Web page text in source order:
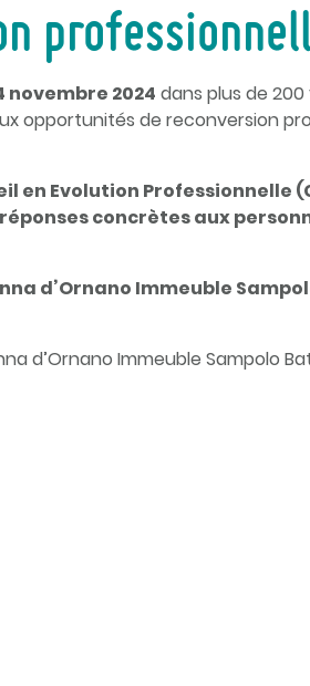
novembre 2024 dans plus de
opportunités de reconversion
en Evolution Professionnelle
concrètes aux
d’Ornano Immeuble
d’Ornano Immeuble Sampolo